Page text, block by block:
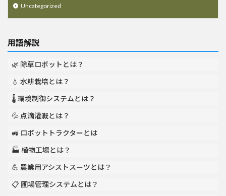
Uncategorized
用語解説
🌿 除草ロボットとは？
💧 水耕栽培とは？
🌡️ 環境制御システムとは？
💦 点滴灌漑とは？
🚜 ロボットトラクターとは
🏭 植物工場とは？
💪 農業用アシストスーツとは？
📋 圃場管理システムとは？